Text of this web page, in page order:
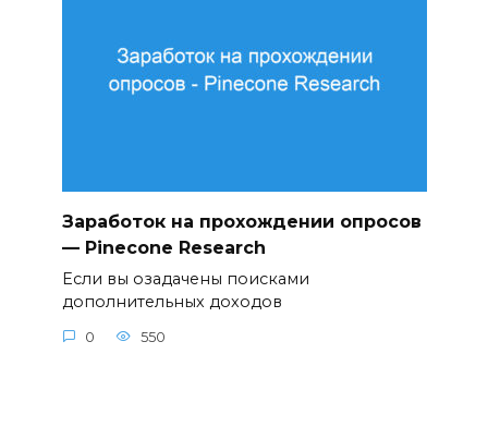
Заработок на прохождении опросов
— Pinecone Research
Если вы озадачены поисками
дополнительных доходов
0 550